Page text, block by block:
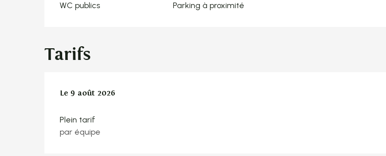
WC publics Parking à proximité
Tarifs
Le 9 août 2026
Le 9 août 2026
Plein tarif
par équipe